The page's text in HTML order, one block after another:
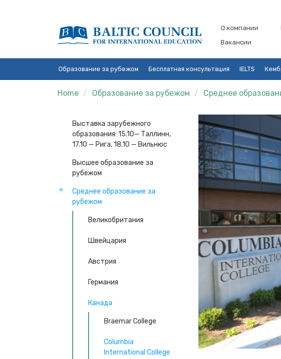
О компании
Вакансии
Образование за рубежом Бесплатная консультация IELTS
Home Образование за рубежом Среднее
Выставка зарубежного
образования: 15.10— Таллинн,
17.10 — Рига, 18.10 — Вильнюс
Высшее образование за
рубежом
Среднее образование за
рубежом
Великобритания
Швейцария
Австрия
Германия
Канада
Braemar College
Columbia
International College